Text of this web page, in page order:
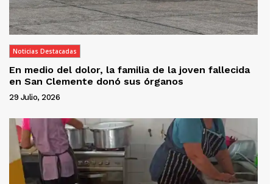
Noticias Destacadas
En medio del dolor, la familia de la joven fallecida
en San Clemente donó sus órganos
29 Julio, 2026